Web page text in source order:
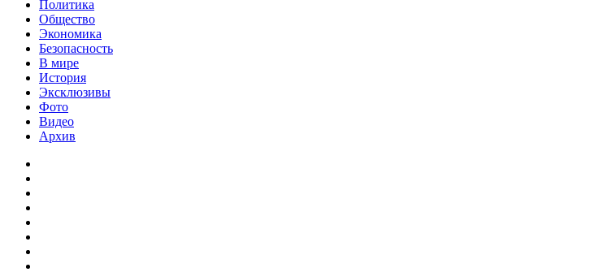
Политика
Общество
Экономика
Безопасность
В мире
История
Эксклюзивы
Фото
Видео
Архив